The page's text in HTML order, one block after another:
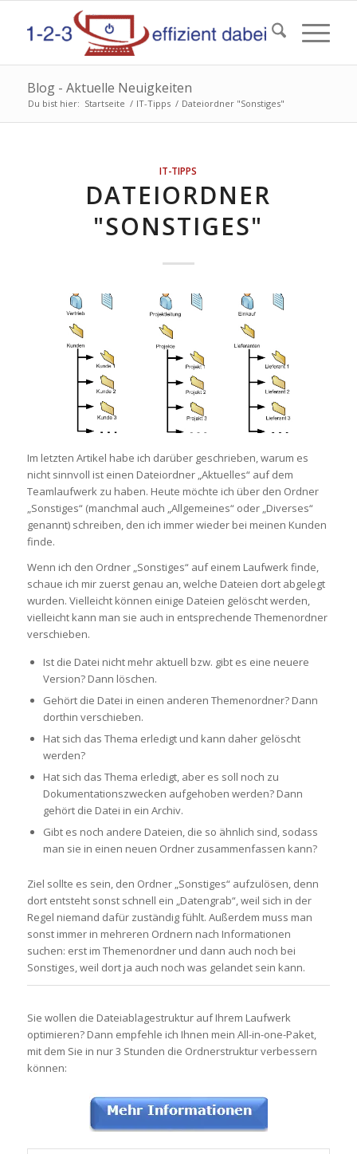
Blog - Aktuelle Neuigkeiten
Du bist hier: Startseite / IT-Tipps / Dateiordner "Sonstiges"
IT-TIPPS
DATEIORDNER
"SONSTIGES"
Im letzten Artikel habe ich darüber geschrieben, warum es
nicht sinnvoll ist einen Dateiordner „Aktuelles“ auf dem
Teamlaufwerk zu haben. Heute möchte ich über den Ordner
„Sonstiges“ (manchmal auch „Allgemeines“ oder „Diverses“
genannt) schreiben, den ich immer wieder bei meinen Kunden
finde.
Wenn ich den Ordner „Sonstiges“ auf einem Laufwerk finde,
schaue ich mir zuerst genau an, welche Dateien dort abgelegt
wurden. Vielleicht können einige Dateien gelöscht werden,
vielleicht kann man sie auch in entsprechende Themenordner
verschieben.
Ist die Datei nicht mehr aktuell bzw. gibt es eine neuere
Version? Dann löschen.
Gehört die Datei in einen anderen Themenordner? Dann
dorthin verschieben.
Hat sich das Thema erledigt und kann daher gelöscht
werden?
Hat sich das Thema erledigt, aber es soll noch zu
Dokumentationszwecken aufgehoben werden? Dann
gehört die Datei in ein Archiv.
Gibt es noch andere Dateien, die so ähnlich sind, sodass
man sie in einen neuen Ordner zusammenfassen kann?
Ziel sollte es sein, den Ordner „Sonstiges“ aufzulösen, denn
dort entsteht sonst schnell ein „Datengrab“, weil sich in der
Regel niemand dafür zuständig fühlt. Außerdem muss man
sonst immer in mehreren Ordnern nach Informationen
suchen: erst im Themenordner und dann auch noch bei
Sonstiges, weil dort ja auch noch was gelandet sein kann.
Sie wollen die Dateiablagestruktur auf Ihrem Laufwerk
optimieren? Dann empfehle ich Ihnen mein All-in-one-Paket,
mit dem Sie in nur 3 Stunden die Ordnerstruktur verbessern
können: